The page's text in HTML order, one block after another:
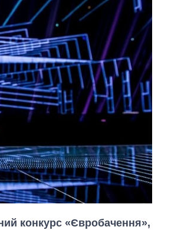
конкурс «Євробачення»,